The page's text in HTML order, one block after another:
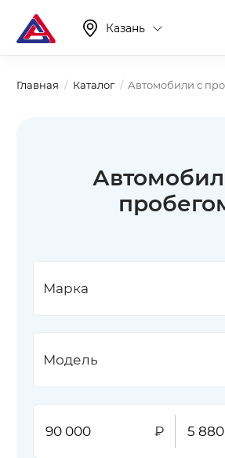
Казань
Главная Каталог Автомобили с
Марка
Модель